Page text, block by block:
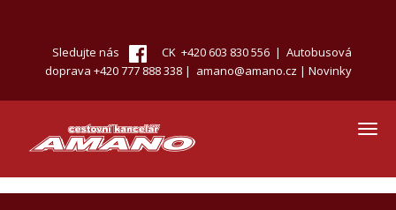
Sledujte nás
CK +420 603 830 556 | Autobusová
doprava +420 777 888 338 | amano@amano.cz | Novinky